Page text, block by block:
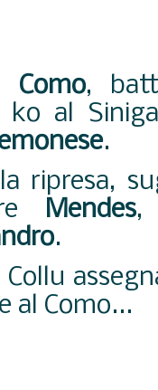
Como,
ko al
.
ripresa,
Mendes,
.
al Como...